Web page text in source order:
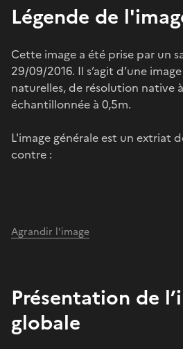
Légende de
Cette image a été prise par un
29/09/2016. Il s’agit d’une
naturelles, de résolution native
échantillonnée à 0,5m.
L'image générale est un extriat
contre :
Agrandir l'image
Présentation de
globale